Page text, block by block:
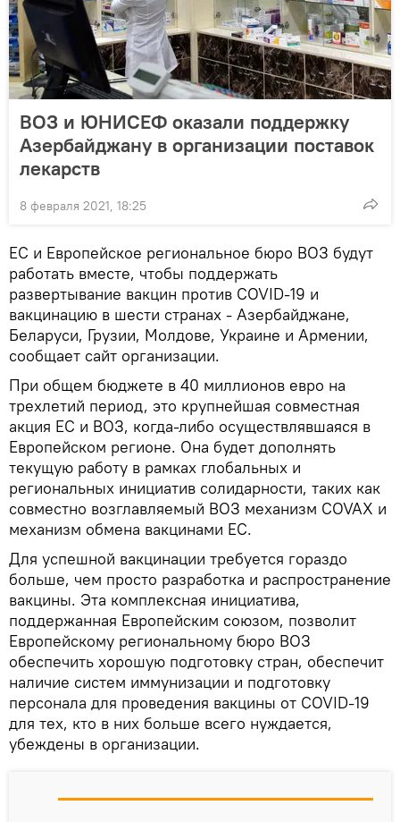
ВОЗ и ЮНИСЕФ оказали поддержку
Азербайджану в организации поставок
лекарств
8 февраля 2021, 18:25
ЕС и Европейское региональное бюро ВОЗ будут
работать вместе, чтобы поддержать
развертывание вакцин против COVID-19 и
вакцинацию в шести странах - Азербайджане,
Беларуси, Грузии, Молдове, Украине и Армении,
сообщает сайт организации.
При общем бюджете в 40 миллионов евро на
трехлетий период, это крупнейшая совместная
акция ЕС и ВОЗ, когда-либо осуществлявшаяся в
Европейском регионе. Она будет дополнять
текущую работу в рамках глобальных и
региональных инициатив солидарности, таких как
совместно возглавляемый ВОЗ механизм COVAX и
механизм обмена вакцинами ЕС.
Для успешной вакцинации требуется гораздо
больше, чем просто разработка и распространение
вакцины. Эта комплексная инициатива,
поддержанная Европейским союзом, позволит
Европейскому региональному бюро ВОЗ
обеспечить хорошую подготовку стран, обеспечит
наличие систем иммунизации и подготовку
персонала для проведения вакцины от COVID-19
для тех, кто в них больше всего нуждается,
убеждены в организации.